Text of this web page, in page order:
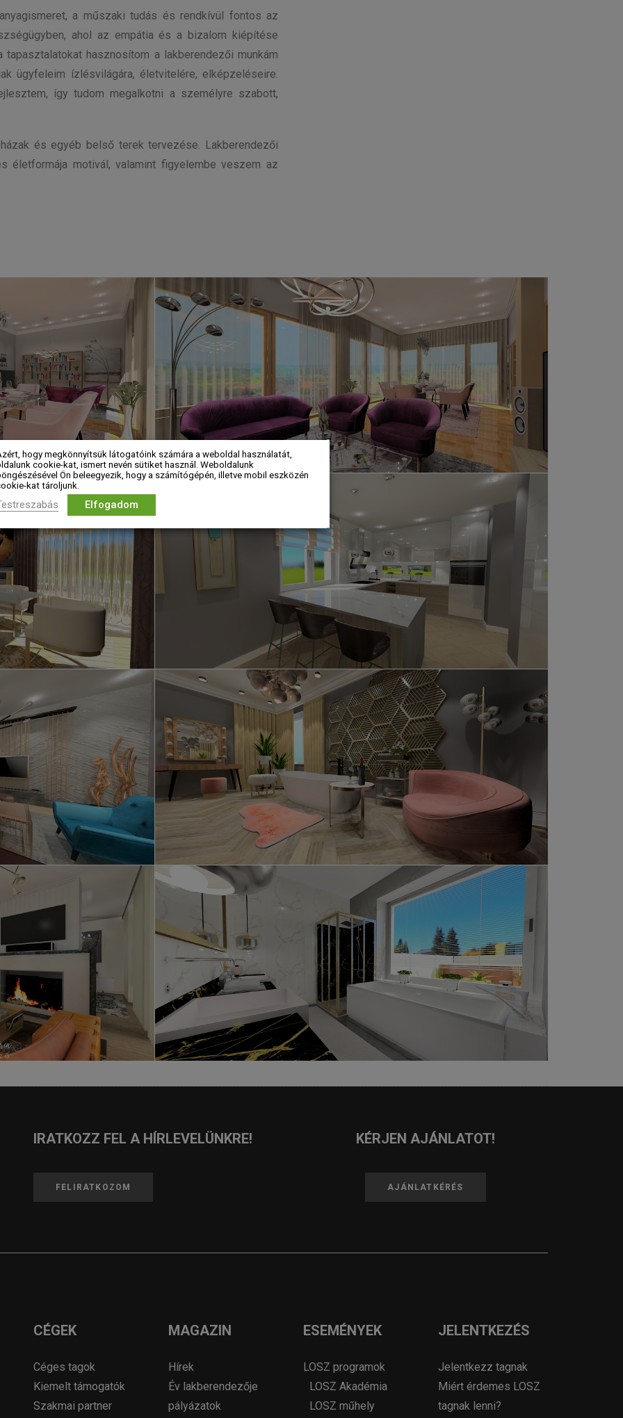
a műszaki tudás és rendkívül fontos az
ahol az empátia és a bizalom kiépítése
hasznosítom a lakberendezői munkám
ügyfeleim ízlésvilágára, életvitelére, elképzeléseire.
így tudom megalkotni a személyre szabott,
és egyéb belső terek tervezése. Lakberendezői
életformája motivál, valamint figyelembe veszem az
IRATKOZZ FEL A HÍRLEVELÜNKRE!
FELIRATKOZOM
KÉRJEN AJÁNLATOT!
AJÁNLATKÉRÉS
CÉGEK
Céges tagok
Kiemelt támogatók
Szakmai partner
MAGAZIN
Hírek
Év lakberendezője
pályázatok
ESEMÉNYEK
LOSZ programok
LOSZ Akadémia
LOSZ műhely
JELENTKEZÉS
Jelentkezz tagnak
Miért érdemes LOSZ
tagnak lenni?
hogy megkönnyítsük látogatóink számára a weboldal használatát,
cookie-kat, ismert nevén sütiket használ. Weboldalunk
Ön beleegyezik, hogy a számítógépén, illetve mobil eszközén
kat tároljunk.
Elfogadom